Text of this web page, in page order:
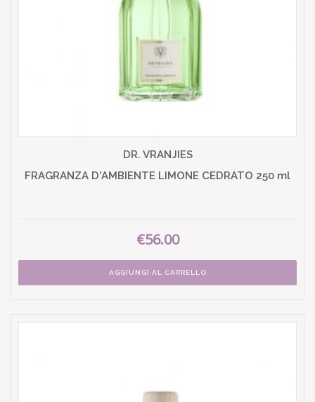
DR. VRANJIES
FRAGRANZA D'AMBIENTE LIMONE CEDRATO 250 ml
€56.00
AGGIUNGI AL CARRELLO